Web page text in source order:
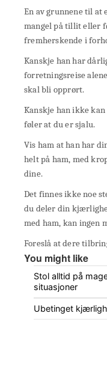
En av grunnene til at
mangel på tillit eller
fremherskende i
Kanskje han har
forretningsreise
skal bli opprørt.
Kanskje han ikke
føler at du er sjalu.
Vis ham at han har
helt på ham, med
dine.
Det finnes ikke noe
du deler din
med ham, kan ingen
Foreslå at dere
You might like
Stol alltid på
situasjoner
Ubetinget